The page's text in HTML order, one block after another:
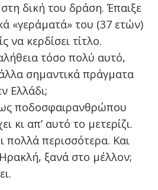
δική του δράση. Έπαιξε
«γεράματά» του (37 ετών)
να κερδίσει τίτλο.
τόσο πολύ αυτό,
σημαντικά πράγματα
Ελλάδι;
ποδοσφαιρανθρώπου
κι απ’ αυτό το μετερίζι.
πολλά περισσότερα. Και
ξανά στο μέλλον;